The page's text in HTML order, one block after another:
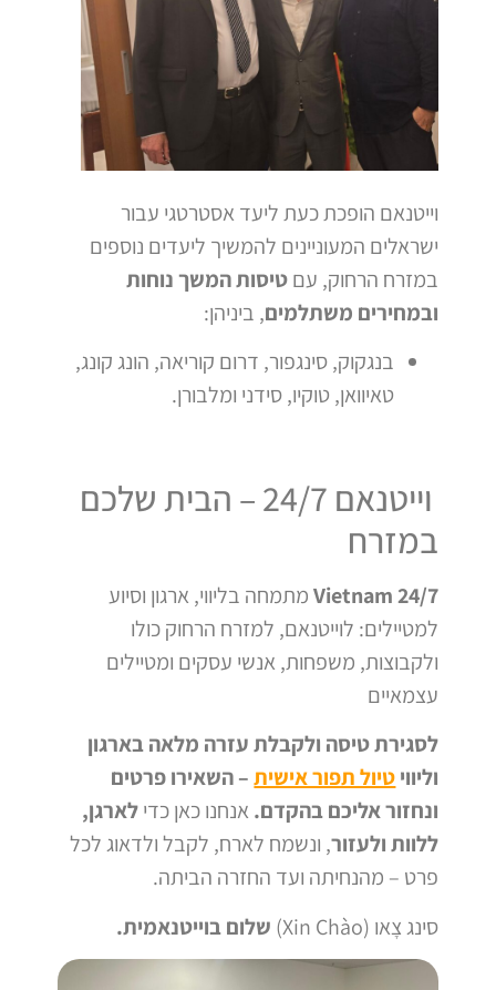
וייטנאם הופכת כעת ליעד אסטרטגי עבור
ישראלים המעוניינים להמשיך ליעדים נוספים
במזרח הרחוק, עםטיסות המשך נוחות
ובמחירים משתלמים, ביניהן:
בנגקוק, סינגפור, דרום קוריאה, הונג קונג,
טאיוואן, טוקיו, סידני ומלבורן.
וייטנאם 24/7 – הבית שלכם
במזרח
Vietnam 24/7מתמחה בליווי, ארגון וסיוע
למטיילים: לוייטנאם, למזרח הרחוק כולו
ולקבוצות, משפחות, אנשי עסקים ומטיילים
עצמאיים
לסגירת טיסה ולקבלת עזרה מלאה בארגון
וליוויטיול תפור אישית– השאירו פרטים
ונחזור אליכם בהקדם. אנחנו כאן כדילארגן,
ללוות ולעזור, ונשמח לארח, לקבל ולדאוג לכל
פרט – מהנחיתה ועד החזרה הביתה.
סינג צָאו (Xin Chào)
שלום בוייטנאמית.